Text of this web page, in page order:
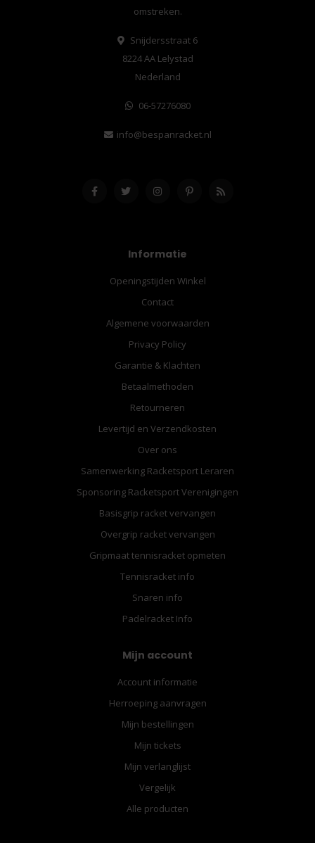
omstreken.
Snijdersstraat 6
8224 AA Lelystad
Nederland
06-57276080
info@bespanracket.nl
Informatie
Openingstijden Winkel
Contact
Algemene voorwaarden
Privacy Policy
Garantie & Klachten
Betaalmethoden
Retourneren
Levertijd en Verzendkosten
Over ons
Samenwerking Racketsport Leraren
Sponsoring Racketsport Verenigingen
Basisgrip racket vervangen
Overgrip racket vervangen
Gripmaat tennisracket opmeten
Tennisracket info
Snaren info
Padelracket Info
Mijn account
Account informatie
Herroeping aanvragen
Mijn bestellingen
Mijn tickets
Mijn verlanglijst
Vergelijk
Alle producten